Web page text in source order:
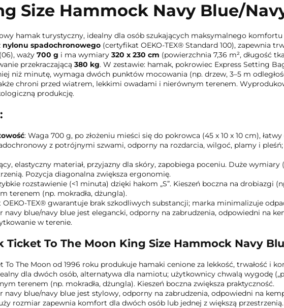
Size Hammock Navy Blue/
hamak turystyczny, idealny dla osób szukających maksymalnego
nylonu spadochronowego (certyfikat OEKO-TEX® Standard 100), zapewnia
waży 700 g i ma wymiary 320 x 230 cm (powierzchnia 7,36 m², długość
przekraczającą 380 kg. W zestawie: hamak, pokrowiec Express Setting
niż minutę, wymaga dwóch punktów mocowania (np. drzew, 3–5 m
chroni przed wiatrem, lekkimi owadami i nierównym terenem.
produkcję.
: Waga 700 g, po złożeniu mieści się do pokrowca (45 x 10 x 10 cm),
z potrójnymi szwami, odporny na rozdarcia, wilgoć, plamy i
elastyczny materiał, przyjazny dla skóry, zapobiega poceniu. Duże
Pozycja diagonalna zwiększa ergonomię.
rozstawienie (<1 minuta) dzięki hakom „S”. Kieszeń boczna na drobiazgi
terenem (np. mokradła, dżungla).
OEKO-TEX® gwarantuje brak szkodliwych substancji; marka minimalizuje
navy blue/navy blue jest elegancki, odporny na zabrudzenia, odpowiedni na
w terenie.
Ticket To The Moon King Size Hammock Navy
To The Moon od 1996 roku produkuje hamaki cenione za lekkość, trwałość i
dla dwóch osób, alternatywa dla namiotu; użytkownicy chwalą wygodę
terenem (np. mokradła, dżungla). Kieszeń boczna zwiększa praktyczność.
navy blue/navy blue jest stylowy, odporny na zabrudzenia, odpowiedni na
rozmiar zapewnia komfort dla dwóch osób lub jednej z większą przestrzenią.